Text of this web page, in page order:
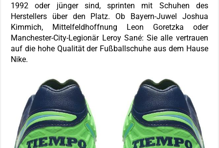
1992 oder jünger sind, sprinten mit Schuhen des
Herstellers über den Platz. Ob Bayern-Juwel Joshua
Kimmich, Mittelfeldhoffnung Leon Goretzka oder
Manchester-City-Legionär Leroy Sané: Sie alle vertrauen
auf die hohe Qualität der Fußballschuhe aus dem Hause
Nike.